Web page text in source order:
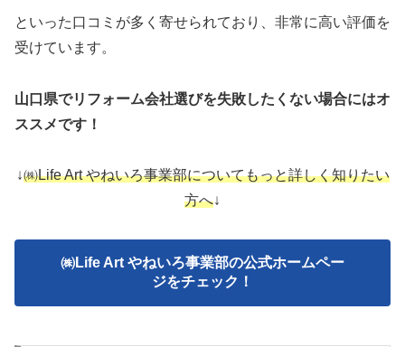
といった口コミが多く寄せられており、非常に高い評価を
受けています。
山口県でリフォーム会社選びを失敗したくない場合にはオ
ススメです！
↓㈱Life Art やねいろ事業部についてもっと詳しく知りたい
方へ↓
㈱Life Art やねいろ事業部の公式ホームペー
ジをチェック！